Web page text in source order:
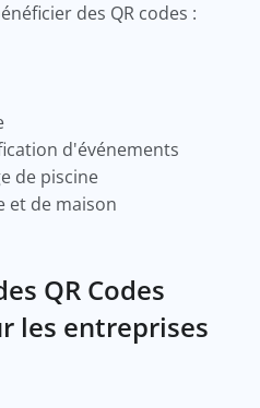
des QR codes :
d'événements
de piscine
et de maison
QR Codes
les entreprises